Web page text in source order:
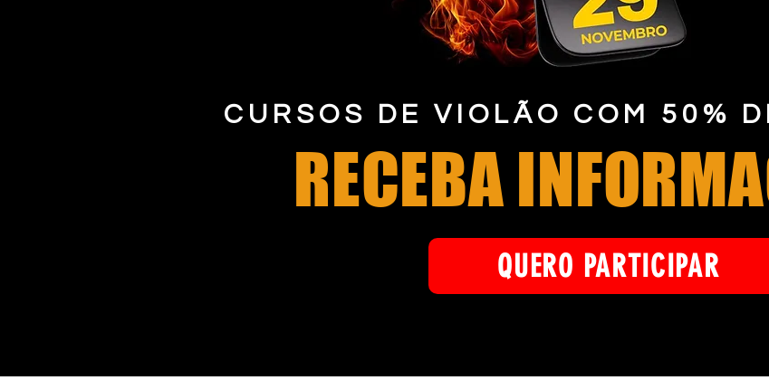
CURSOS DE VIOLÃO COM 50%
RECEBA
QUERO PARTICIPAR